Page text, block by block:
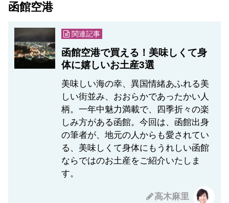
函館空港
関連記事
函館空港で買える！美味しくて身
体に嬉しいお土産3選
美味しい海の幸、異国情緒あふれる美
しい街並み、おおらかであったかい人
柄。一年中魅力満載で、四季折々の楽
しみ方がある函館。今回は、函館出身
の筆者が、地元の人からも愛されてい
る、美味しくて身体にもうれしい函館
ならではのお土産をご紹介いたしま
す。
高木麻里